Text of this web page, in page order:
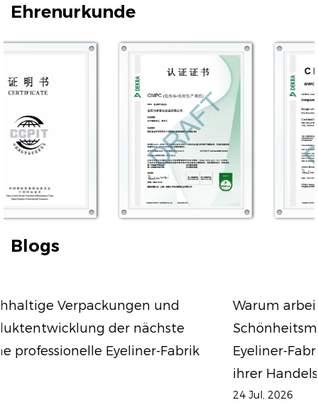
Ehrenurkunde
Blogs
Warum arbeiten immer mehr
Schönheitsmarken mit einer professionellen
Eyeliner-Fabrik zusammen, um das
ihrer Handelsmarken zu fördern?